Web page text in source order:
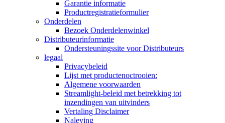
Garantie informatie
Productregistratieformulier
Onderdelen
Bezoek Onderdelenwinkel
Distributeurinformatie
Ondersteuningssite voor Distributeurs
legaal
Privacybeleid
Lijst met productenoctrooien:
Algemene voorwaarden
Streamlight-beleid met betrekking tot
inzendingen van uitvinders
Vertaling Disclaimer
Naleving